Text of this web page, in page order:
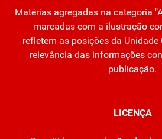
Matérias agregadas na categoria
marcadas com a ilustração
refletem as posições da
relevância das informações
publicação.
LICENÇA